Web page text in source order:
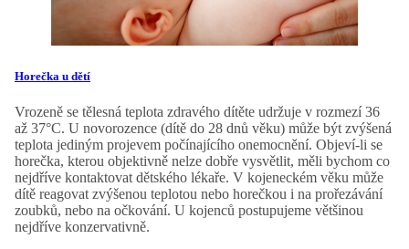
Horečka u dětí
Vrozeně se tělesná teplota zdravého dítěte udržuje v rozmezí 36
až 37°C. U novorozence (dítě do 28 dnů věku) může být zvýšená
teplota jediným projevem počínajícího onemocnění. Objeví-li se
horečka, kterou objektivně nelze dobře vysvětlit, měli bychom co
nejdříve kontaktovat dětského lékaře. V kojeneckém věku může
dítě reagovat zvýšenou teplotou nebo horečkou i na prořezávání
zoubků, nebo na očkování. U kojenců postupujeme většinou
nejdříve konzervativně.